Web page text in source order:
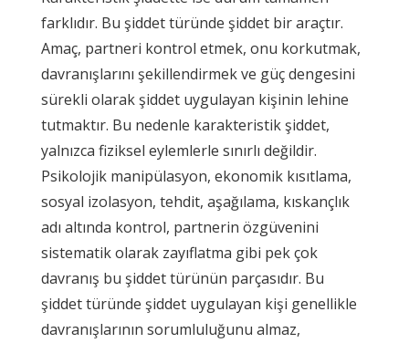
farklıdır. Bu şiddet türünde şiddet bir araçtır.
Amaç, partneri kontrol etmek, onu korkutmak,
davranışlarını şekillendirmek ve güç dengesini
sürekli olarak şiddet uygulayan kişinin lehine
tutmaktır. Bu nedenle karakteristik şiddet,
yalnızca fiziksel eylemlerle sınırlı değildir.
Psikolojik manipülasyon, ekonomik kısıtlama,
sosyal izolasyon, tehdit, aşağılama, kıskançlık
adı altında kontrol, partnerin özgüvenini
sistematik olarak zayıflatma gibi pek çok
davranış bu şiddet türünün parçasıdır. Bu
şiddet türünde şiddet uygulayan kişi genellikle
davranışlarının sorumluluğunu almaz,